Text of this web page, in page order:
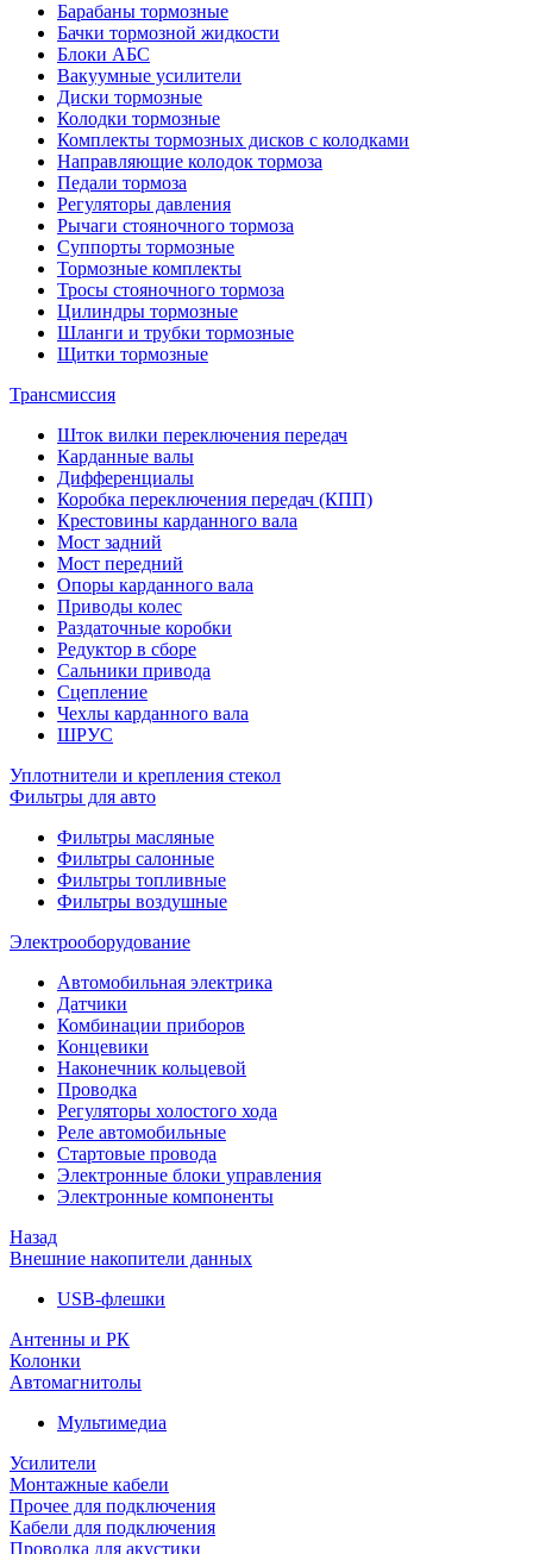
Барабаны тормозные
Бачки тормозной жидкости
Блоки АБС
Вакуумные усилители
Диски тормозные
Колодки тормозные
Комплекты тормозных дисков с колодками
Направляющие колодок тормоза
Педали тормоза
Регуляторы давления
Рычаги стояночного тормоза
Суппорты тормозные
Тормозные комплекты
Тросы стояночного тормоза
Цилиндры тормозные
Шланги и трубки тормозные
Щитки тормозные
Трансмиссия
Шток вилки переключения передач
Карданные валы
Дифференциалы
Коробка переключения передач (КПП)
Крестовины карданного вала
Мост задний
Мост передний
Опоры карданного вала
Приводы колес
Раздаточные коробки
Редуктор в сборе
Сальники привода
Сцепление
Чехлы карданного вала
ШРУС
Уплотнители и крепления стекол
Фильтры для авто
Фильтры масляные
Фильтры салонные
Фильтры топливные
Фильтры воздушные
Электрооборудование
Автомобильная электрика
Датчики
Комбинации приборов
Концевики
Наконечник кольцевой
Проводка
Регуляторы холостого хода
Реле автомобильные
Стартовые провода
Электронные блоки управления
Электронные компоненты
Назад
Внешние накопители данных
USB-флешки
Антенны и РК
Колонки
Автомагнитолы
Мультимедиа
Усилители
Монтажные кабели
Прочее для подключения
Кабели для подключения
Проводка для акустики